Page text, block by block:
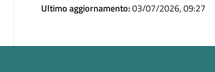
Ultimo aggiornamento:03/07/2026, 09:27